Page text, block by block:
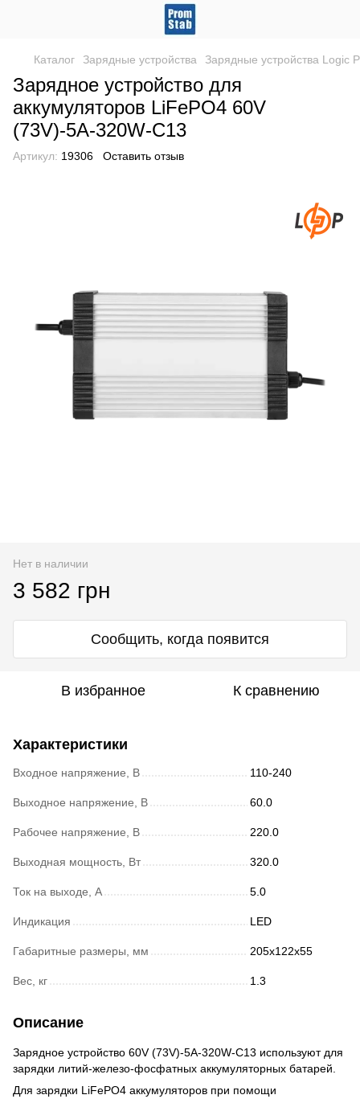
Каталог Зарядные устройства Зарядные устройства Logic
Зарядное устройство для
аккумуляторов LiFePO4 60V
(73V)-5A-320W-C13
Артикул: 19306 Оставить отзыв
Нет в наличии
3 582 грн
Сообщить, когда появится
В избранное К сравнению
Характеристики
Входное напряжение, В 110-240
Выходное напряжение, В 60.0
Рабочее напряжение, В 220.0
Выходная мощность, Вт 320.0
Ток на выходе, А 5.0
Индикация LED
Габаритные размеры, мм 205x122x55
Вес, кг 1.3
Описание
Зарядное устройство 60V (73V)-5A-320W-C13 используют для
зарядки литий-железо-фосфатных аккумуляторных батарей.
Для зарядки LiFePO4 аккумуляторов при помощи